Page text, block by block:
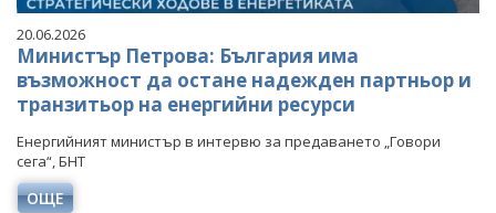
20.06.2026
Министър Петрова: България има
възможност да остане надежден партньор и
транзитьор на енергийни ресурси
Енергийният министър в интервю за предаването „Говори
сега“, БНТ
ОЩЕ